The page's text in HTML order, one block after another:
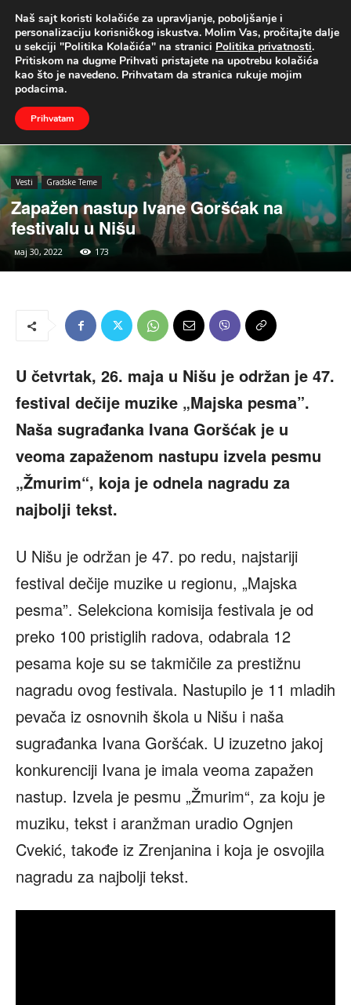
UŽIVO
Naslovna Vesti Gradske Teme
Vesti Gradske Teme
Zapažen nastup Ivane Goršćak na
festivalu u Nišu
мај 30, 2022 173
U četvrtak, 26. maja u Nišu je održan je 47.
festival dečije muzike „Majska pesma”.
Naša sugrađanka Ivana Goršćak je u
veoma zapaženom nastupu izvela pesmu
„Žmurim“, koja je odnela nagradu za
najbolji tekst.
U Nišu je održan je 47. po redu, najstariji
festival dečije muzike u regionu, „Majska
pesma”. Selekciona komisija festivala je od
preko 100 pristiglih radova, odabrala 12
pesama koje su se takmičile za prestižnu
nagradu ovog festivala. Nastupilo je 11 mladih
pevača iz osnovnih škola u Nišu i naša
sugrađanka Ivana Goršćak. U izuzetno jakoj
konkurenciji Ivana je imala veoma zapažen
nastup. Izvela je pesmu „Žmurim“, za koju je
muziku, tekst i aranžman uradio Ognjen
Cvekić, takođe iz Zrenjanina i koja je osvojila
nagradu za najbolji tekst.
Naš sajt koristi kolačiće za upravljanje, poboljšanje i
personalizaciju korisničkog iskustva. Molim Vas, pročitajte dalje
u sekciji "Politika Kolačića" na stranici Politika privatnosti.
Pritiskom na dugme Prihvati pristajete na upotrebu kolačića
kao što je navedeno. Prihvatam da stranica rukuje mojim
podacima.
Prihvatam